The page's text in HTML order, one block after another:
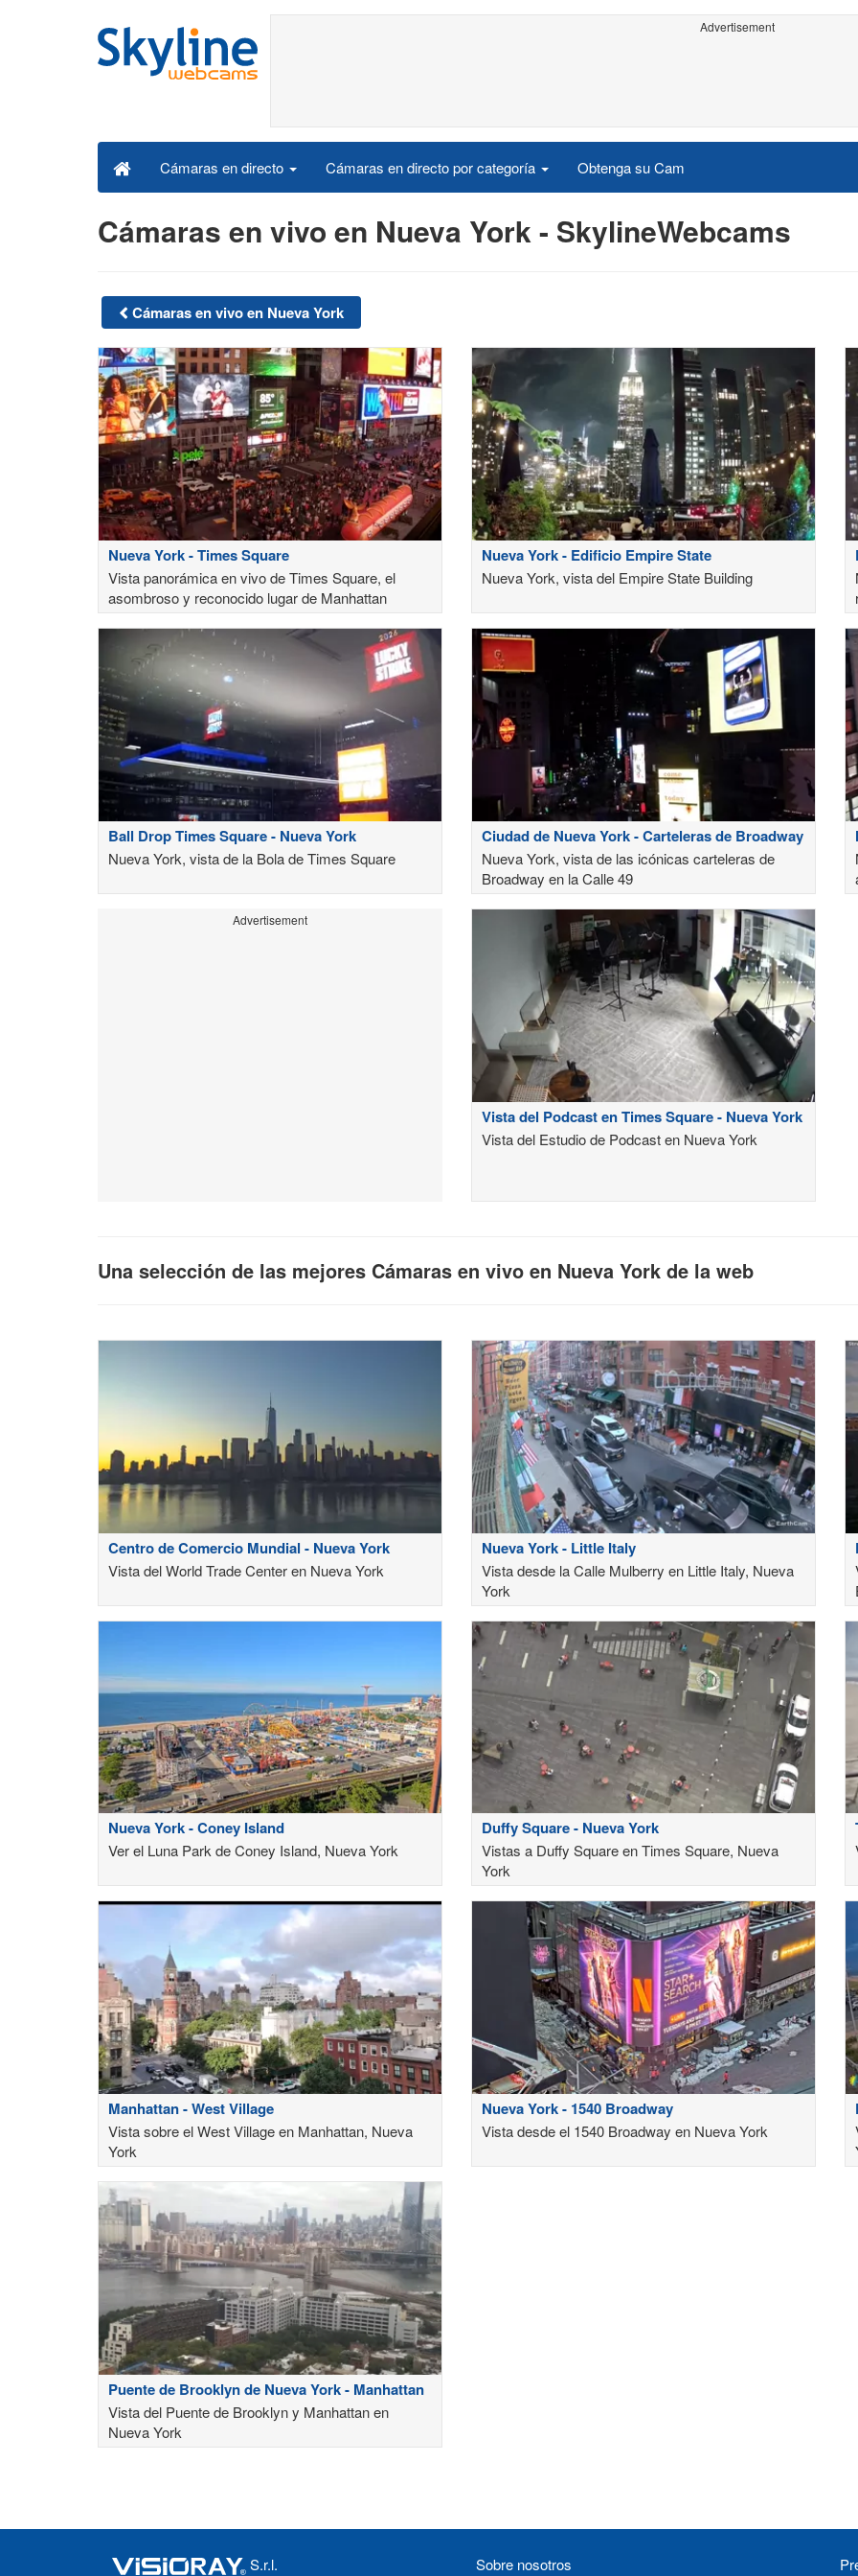
Advertisement
Cámaras en directo Cámaras en directo por categoría Obtenga su Cam
Cámaras en vivo en Nueva York - SkylineWebcams
Cámaras en vivo en Nueva York
Nueva York - Times Square
Vista panorámica en vivo de Times Square, el
asombroso y reconocido lugar de Manhattan
Nueva York - Edificio Empire State
Nueva York, vista del Empire State Building
Ball Drop Times Square - Nueva York
Nueva York, vista de la Bola de Times Square
Ciudad de Nueva York - Carteleras de Broadway
Nueva York, vista de las icónicas carteleras de
Broadway en la Calle 49
Advertisement
Vista del Podcast en Times Square - Nueva York
Vista del Estudio de Podcast en Nueva York
Una selección de las mejores Cámaras en vivo en Nueva York de la web
Centro de Comercio Mundial - Nueva York
Vista del World Trade Center en Nueva York
Nueva York - Little Italy
Vista desde la Calle Mulberry en Little Italy, Nueva
York
Nueva York - Coney Island
Ver el Luna Park de Coney Island, Nueva York
Duffy Square - Nueva York
Vistas a Duffy Square en Times Square, Nueva
York
Manhattan - West Village
Vista sobre el West Village en Manhattan, Nueva
York
Nueva York - 1540 Broadway
Vista desde el 1540 Broadway en Nueva York
Puente de Brooklyn de Nueva York - Manhattan
Vista del Puente de Brooklyn y Manhattan en
Nueva York
S.r.l. Sobre nosotros